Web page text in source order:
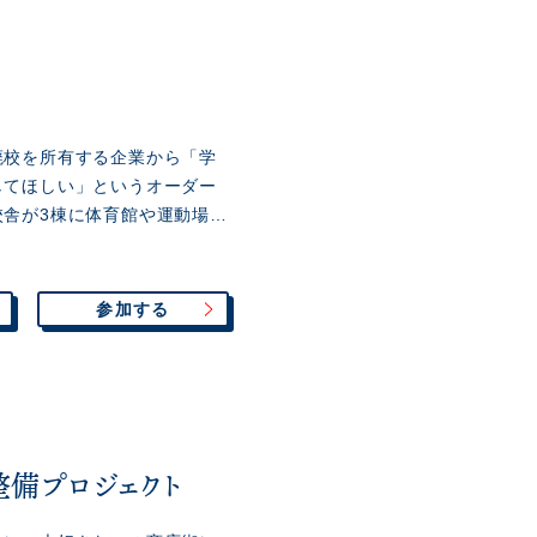
を所有する企業から「学
ほしい」というオーダー
が3棟に体育館や運動場…
参加する
プロジェクト